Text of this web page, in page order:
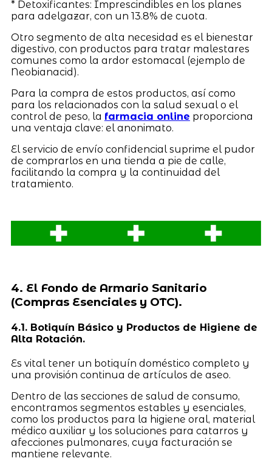
* Detoxificantes: Imprescindibles en los planes
para adelgazar, con un 13.8% de cuota.
Otro segmento de alta necesidad es el bienestar
digestivo, con productos para tratar malestares
comunes como la ardor estomacal (ejemplo de
Neobianacid).
Para la compra de estos productos, así como
para los relacionados con la salud sexual o el
control de peso, la farmacia online proporciona
una ventaja clave: el anonimato.
El servicio de envío confidencial suprime el pudor
de comprarlos en una tienda a pie de calle,
facilitando la compra y la continuidad del
tratamiento.
4. El Fondo de Armario Sanitario
(Compras Esenciales y OTC).
4.1. Botiquín Básico y Productos de Higiene de
Alta Rotación.
Es vital tener un botiquín doméstico completo y
una provisión continua de artículos de aseo.
Dentro de las secciones de salud de consumo,
encontramos segmentos estables y esenciales,
como los productos para la higiene oral, material
médico auxiliar y los soluciones para catarros y
afecciones pulmonares, cuya facturación se
mantiene relevante.